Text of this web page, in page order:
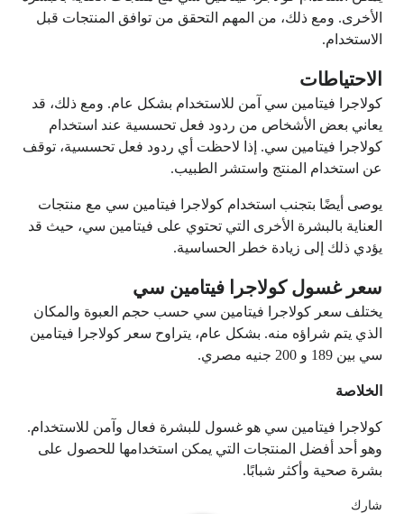
الأخرى. ومع ذلك، من المهم التحقق من توافق المنتجات قبل
الاستخدام.
الاحتياطات
كولاجرا فيتامين سي آمن للاستخدام بشكل عام. ومع ذلك، قد
يعاني بعض الأشخاص من ردود فعل تحسسية عند استخدام
كولاجرا فيتامين سي. إذا لاحظت أي ردود فعل تحسسية، توقف
عن استخدام المنتج واستشر الطبيب.
يوصى أيضًا بتجنب استخدام كولاجرا فيتامين سي مع منتجات
العناية بالبشرة الأخرى التي تحتوي على فيتامين سي، حيث قد
يؤدي ذلك إلى زيادة خطر الحساسية.
سعر غسول كولاجرا فيتامين سي
يختلف سعر كولاجرا فيتامين سي حسب حجم العبوة والمكان
الذي يتم شراؤه منه. بشكل عام، يتراوح سعر كولاجرا فيتامين
سي بين 189 و 200 جنيه مصري.
الخلاصة
كولاجرا فيتامين سي هو غسول للبشرة فعال وآمن للاستخدام.
وهو أحد أفضل المنتجات التي يمكن استخدامها للحصول على
بشرة صحية وأكثر شبابًا.
شارك